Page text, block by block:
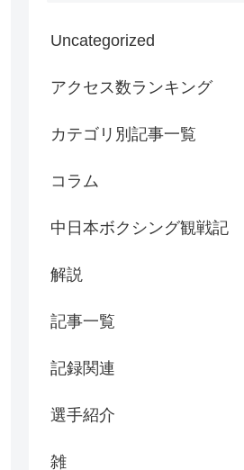
Uncategorized
アクセス数ランキング
カテゴリ別記事一覧
コラム
中日本ボクシング観戦記
解説
記事一覧
記録関連
選手紹介
雑